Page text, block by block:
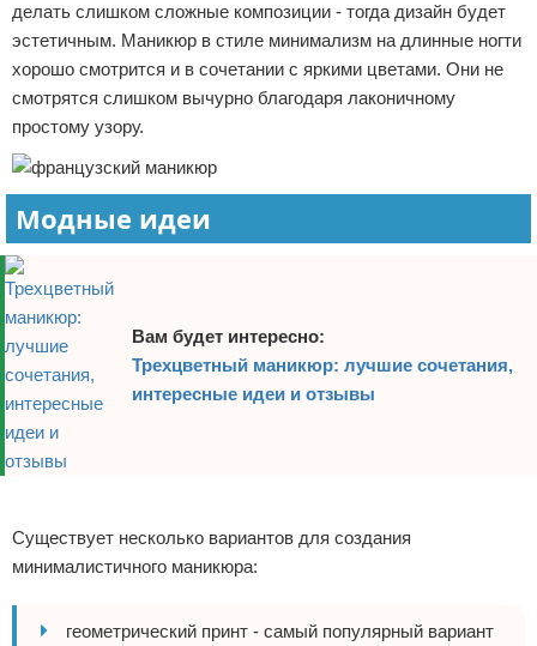
делать слишком сложные композиции - тогда дизайн будет
эстетичным. Маникюр в стиле минимализм на длинные ногти
хорошо смотрится и в сочетании с яркими цветами. Они не
смотрятся слишком вычурно благодаря лаконичному
простому узору.
Модные идеи
Вам будет интересно:
Трехцветный маникюр: лучшие сочетания,
интересные идеи и отзывы
Существует несколько вариантов для создания
минималистичного маникюра:
геометрический принт - самый популярный вариант